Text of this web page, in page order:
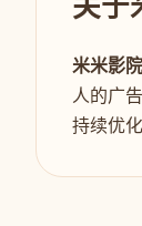
米米影院
人的广
持续优